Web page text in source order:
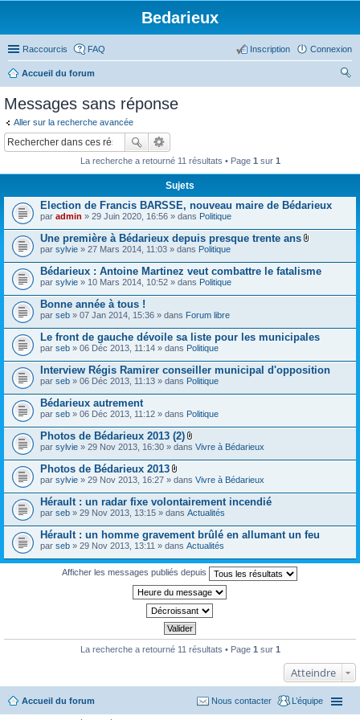
Bedarieux
Raccourcis FAQ Connexion
Inscription
Accueil du forum
Messages sans réponse
Aller sur la recherche avancée
La recherche a retourné 11 résultats • Page 1 sur 1
Sujets
Election de Francis BARSSE, nouveau maire de Bédarieux
par admin » 29 Juin 2020, 16:56 » dans Politique
Une première à Bédarieux depuis presque trente ans
è
c
s
n
t
s
par sylvie » 27 Mars 2014, 11:03 » dans Politique
Bédarieux : Antoine Martinez veut combattre le fatalisme
par sylvie » 10 Mars 2014, 10:52 » dans Politique
Bonne année à tous !
par seb » 07 Jan 2014, 15:36 » dans Forum libre
Le front de gauche dévoile sa liste pour les municipales
par seb » 06 Déc 2013, 11:14 » dans Politique
Interview Régis Ramirer conseiller municipal d'opposition
par seb » 06 Déc 2013, 11:13 » dans Politique
Bédarieux autrement
par seb » 06 Déc 2013, 11:12 » dans Politique
Photos de Bédarieux 2013 (2)
P
è
e
s
j
o
n
t
e
s
par sylvie » 29 Nov 2013, 16:30 » dans Vivre à Bédarieux
Photos de Bédarieux 2013
P
è
c
e
s
j
o
n
e
s
par sylvie » 29 Nov 2013, 16:27 » dans Vivre à Bédarieux
Hérault : un radar fixe volontairement incendié
par seb » 29 Nov 2013, 13:15 » dans Actualités
Hérault : un homme gravement brûlé en allumant un feu
par seb » 29 Nov 2013, 13:11 » dans Actualités
Afficher les messages publiés depuis
La recherche a retourné 11 résultats • Page 1 sur 1
Atteindre
Accueil du forum L’équipe
Nous contacter